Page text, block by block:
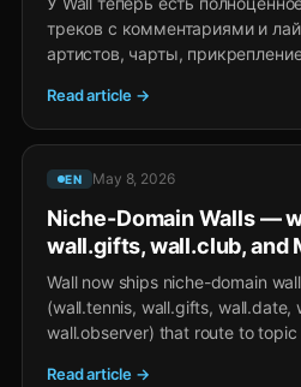
треков с комментариями и
артистов, чарты,
без установки и отдельного
через TON-чаевые и Stars-
Read article →
EN May 8, 2026
Niche-Domain Walls —
wall.gifts, wall.club, and
Wall now ships niche-domain
(wall.tennis, wall.gifts, wall.date,
wall.observer) that route to topic
underneath.
Read article →